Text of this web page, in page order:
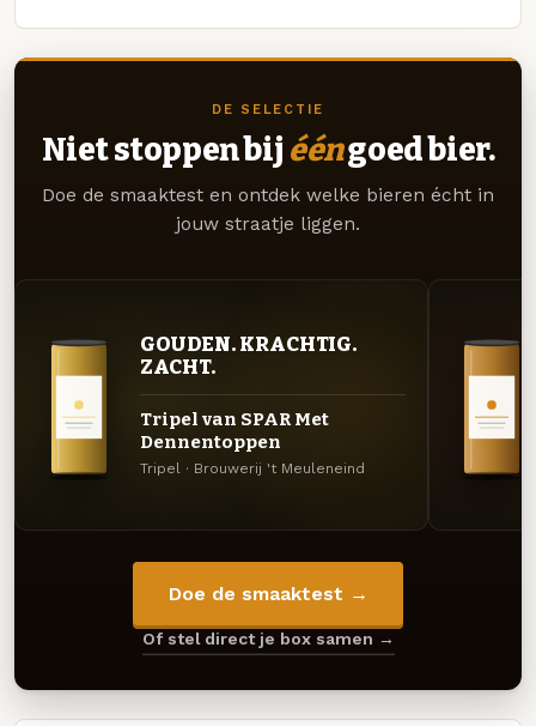
DE SELECTIE
Niet stoppen bij ééngoed bier.
Doe de smaaktest en ontdek welke bieren écht in
jouw straatje liggen.
GOUDEN. KRACHTIG.
ZACHT.
Tripel van SPAR Met
Dennentoppen
Tripel · Brouwerij 't Meuleneind
Doe de smaaktest →
Of stel direct je box samen →